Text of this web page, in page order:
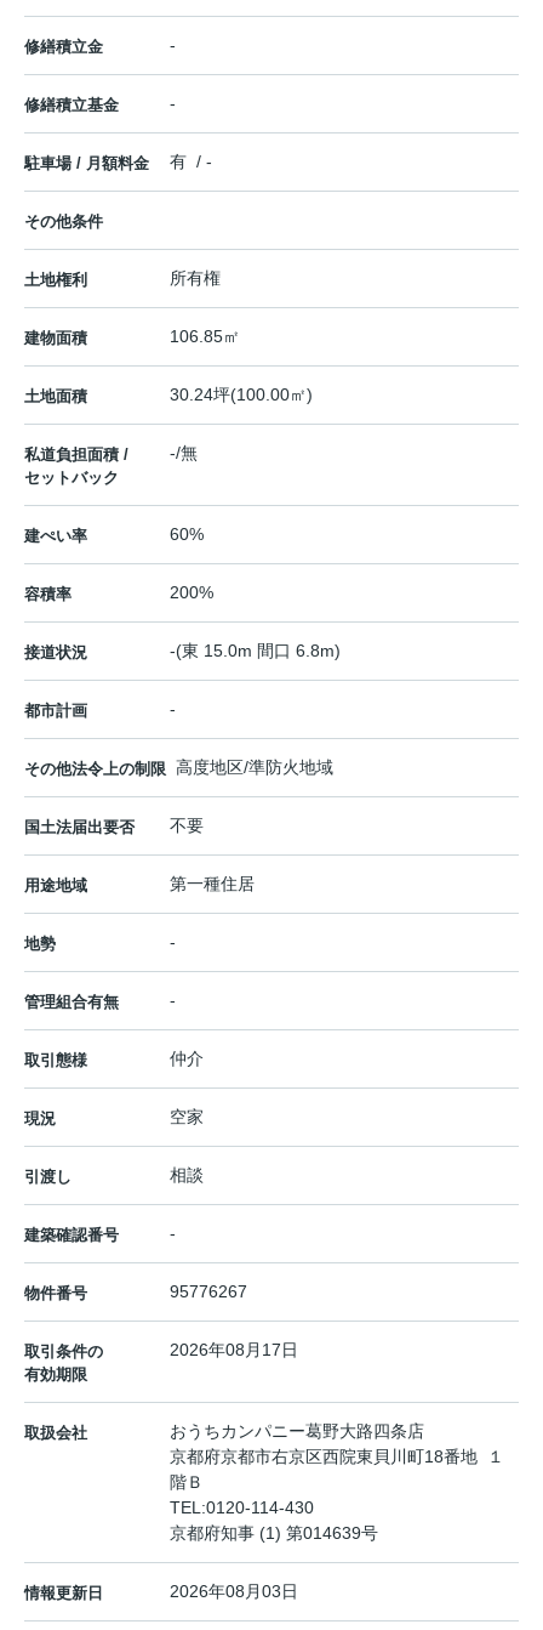
修繕積立金 -
修繕積立基金 -
駐車場 / 月額料金 有 / -
その他条件
土地権利 所有権
建物面積 106.85㎡
土地面積 30.24坪(100.00㎡)
私道負担面積 /
セットバック
-/無
建ぺい率 60%
容積率 200%
接道状況 -(東 15.0m 間口 6.8m)
都市計画 -
その他法令上の制限 高度地区/準防火地域
国土法届出要否 不要
用途地域 第一種住居
地勢 -
管理組合有無 -
取引態様 仲介
現況 空家
引渡し 相談
建築確認番号 -
物件番号 95776267
取引条件の
有効期限
2026年08月17日
取扱会社
おうちカンパニー葛野大路四条店
京都府京都市右京区西院東貝川町18番地 １
階Ｂ
TEL:0120-114-430
京都府知事 (1) 第014639号
情報更新日 2026年08月03日